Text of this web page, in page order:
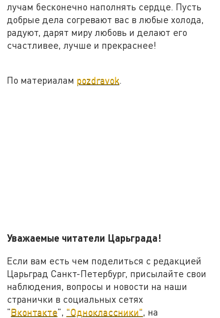
лучам бесконечно наполнять сердце. Пусть
добрые дела согревают вас в любые холода,
радуют, дарят миру любовь и делают его
счастливее, лучше и прекраснее!
По материалам pozdravok.
Уважаемые читатели Царьграда!
Если вам есть чем поделиться с редакцией
Царьград Санкт-Петербург, присылайте свои
наблюдения, вопросы и новости на наши
странички в социальных сетях
"Вконтакте", "Одноклассники", на